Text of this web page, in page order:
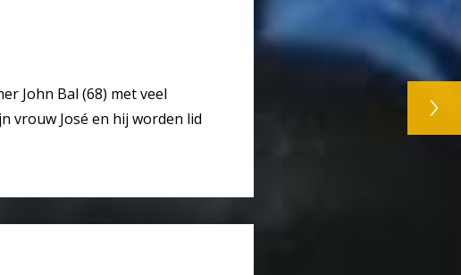
John Bal (68) met veel
vrouw José en hij worden lid